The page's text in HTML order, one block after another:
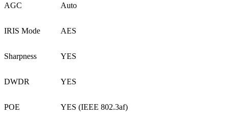
AGC Auto
IRIS Mode AES
Sharpness YES
DWDR YES
POE YES (IEEE 802.3af)